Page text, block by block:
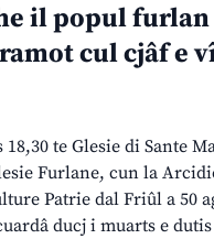
il popul
cul cjâf e
te Glesie di Sante
Furlane, cun la
Patrie dal Friûl a 50
ducj i muarts e dutis